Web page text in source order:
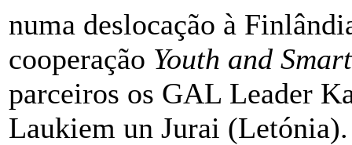
numa deslocação à
cooperação Youth and
parceiros os GAL Leader
Laukiem un Jurai (Letónia).